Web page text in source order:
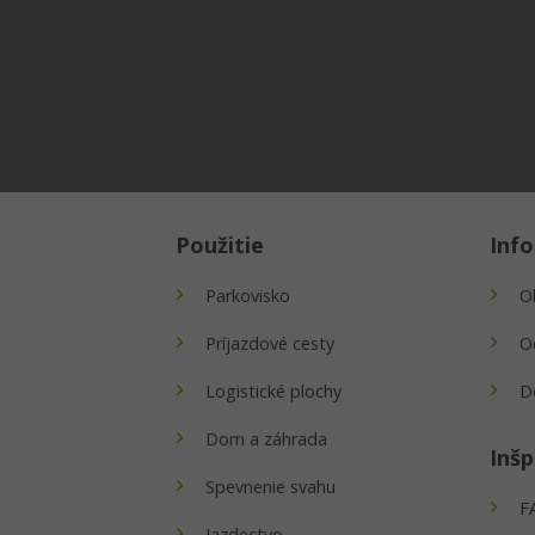
Použitie
Parkovisko
Príjazdové cesty
Logistické plochy
Dom a záhrada
Spevnenie svahu